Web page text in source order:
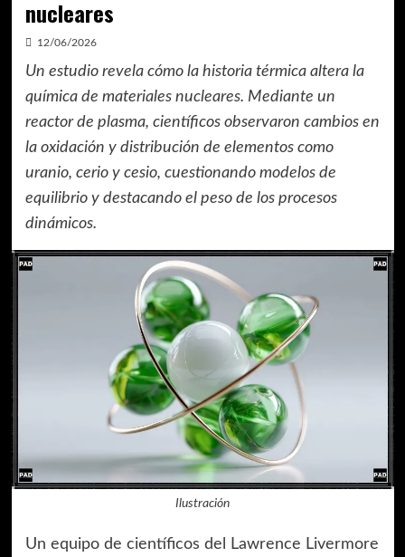
nucleares
12/06/2026
Un estudio revela cómo la historia térmica altera la
química de materiales nucleares. Mediante un
reactor de plasma, científicos observaron cambios en
la oxidación y distribución de elementos como
uranio, cerio y cesio, cuestionando modelos de
equilibrio y destacando el peso de los procesos
dinámicos.
Ilustración
Un equipo de científicos del Lawrence Livermore